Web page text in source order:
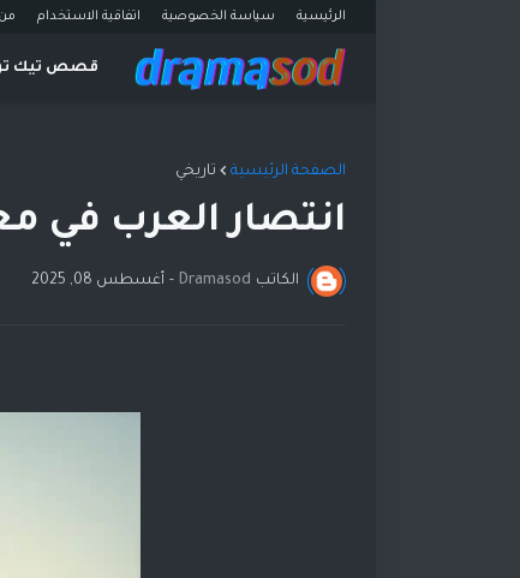
الرئيسية سياسة الخصوصية اتفاقية الاستخدام
قصص تيك
الصفحة الرئيسية تاريخي
انتصار العرب في
الكاتب Dramasod
- أغسطس 08, 2025